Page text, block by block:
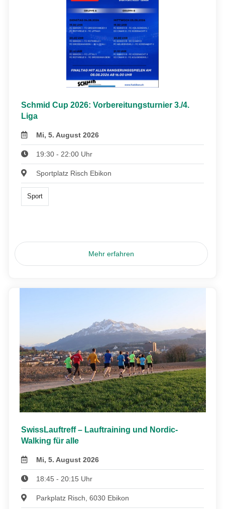
Schmid Cup 2026: Vorbereitungsturnier 3./4.
Liga
Mi, 5. August 2026
19:30 - 22:00 Uhr
Sportplatz Risch Ebikon
Sport
Mehr erfahren
SwissLauftreff – Lauftraining und Nordic-
Walking für alle
Mi, 5. August 2026
18:45 - 20:15 Uhr
Parkplatz Risch, 6030 Ebikon